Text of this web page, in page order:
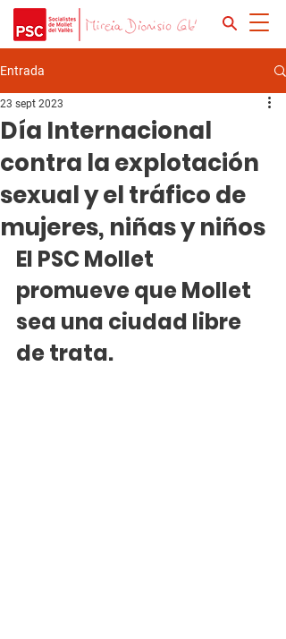
Entrada
Día Internacional
contra la explotación
sexual y el tráfico de
mujeres, niñas y niños
23 sept 2023
El PSC Mollet
promueve que Mollet
sea una ciudad libre
de trata.